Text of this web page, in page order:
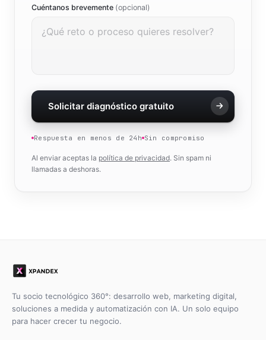
Cuéntanos brevemente (opcional)
Solicitar diagnóstico gratuito
Respuesta en menos de 24h Sin compromiso
Al enviar aceptas la política de privacidad. Sin spam ni
llamadas a deshoras.
Tu socio tecnológico 360°: desarrollo web, marketing digital,
soluciones a medida y automatización con IA. Un solo equipo
para hacer crecer tu negocio.